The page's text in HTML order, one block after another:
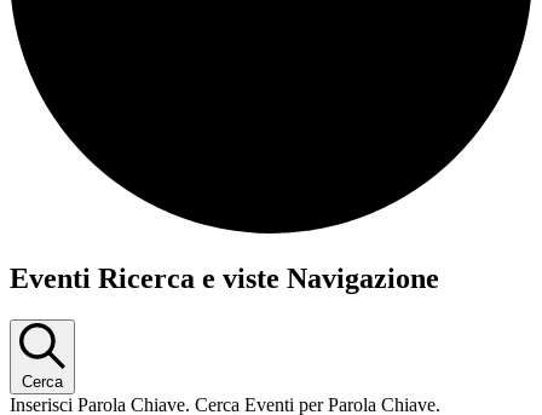
Eventi
Eventi Ricerca e viste Navigazione
Cerca
Inserisci Parola Chiave. Cerca Eventi per Parola Chiave.